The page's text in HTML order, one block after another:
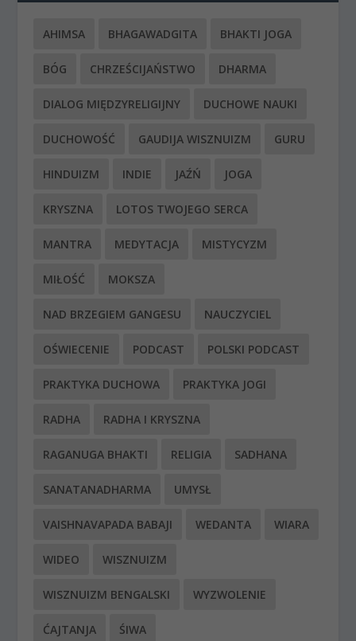
AHIMSA BHAGAWADGITA BHAKTI JOGA
BÓG CHRZEŚCIJAŃSTWO DHARMA
DIALOG MIĘDZYRELIGIJNY DUCHOWE NAUKI
DUCHOWOŚĆ GAUDIJA WISZNUIZM GURU
HINDUIZM INDIE JAŹŃ JOGA
KRYSZNA LOTOS TWOJEGO SERCA
MANTRA MEDYTACJA MISTYCYZM
MIŁOŚĆ MOKSZA
NAD BRZEGIEM GANGESU NAUCZYCIEL
OŚWIECENIE PODCAST POLSKI PODCAST
PRAKTYKA DUCHOWA PRAKTYKA JOGI
RADHA RADHA I KRYSZNA
RAGANUGA BHAKTI RELIGIA SADHANA
SANATANADHARMA UMYSŁ
VAISHNAVAPADA BABAJI WEDANTA WIARA
WIDEO WISZNUIZM
WISZNUIZM BENGALSKI WYZWOLENIE
ĆAJTANJA ŚIWA